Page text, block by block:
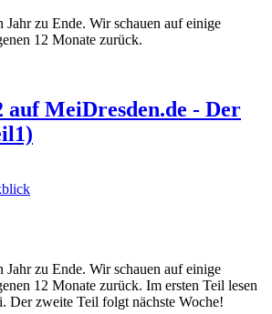
Jahr zu Ende. Wir schauen auf einige
12 Monate zurück.
auf MeiDresden.de - Der
Jahr zu Ende. Wir schauen auf einige
12 Monate zurück. Im ersten Teil lesen
Der zweite Teil folgt nächste Woche!